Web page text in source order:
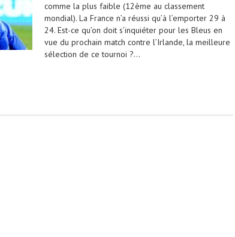
comme la plus faible (12ème au classement
mondial). La France n’a réussi qu’à l’emporter 29 à
24. Est-ce qu’on doit s’inquiéter pour les Bleus en
vue du prochain match contre l’Irlande, la meilleure
sélection de ce tournoi ?…